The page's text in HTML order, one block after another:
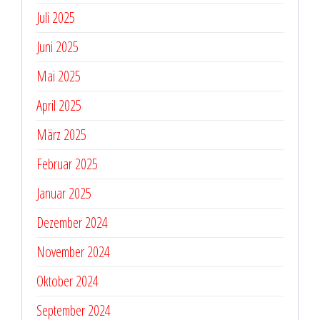
Juli 2025
Juni 2025
Mai 2025
April 2025
März 2025
Februar 2025
Januar 2025
Dezember 2024
November 2024
Oktober 2024
September 2024